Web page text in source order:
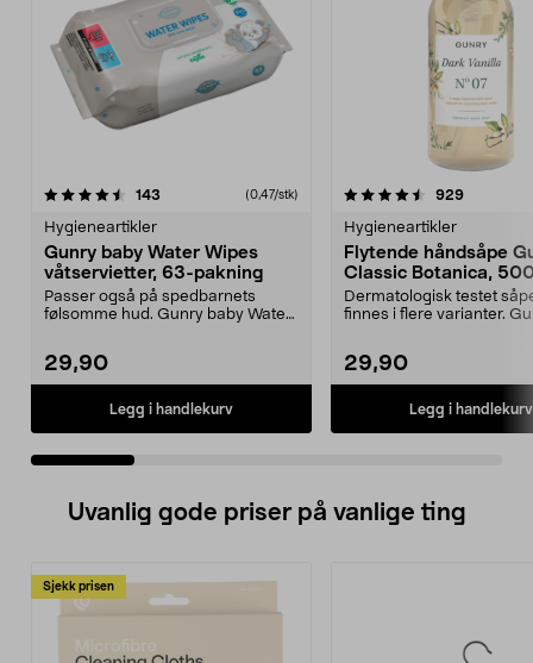
143 (0,47/stk)
Hygieneartikler
Gunry baby Water Wipes
våtservietter, 63-pakning
Passer også på spedbarnets
følsomme hud. Gunry baby Water
29,90
Legg i handlekurv
4.5 av 5 stjerner 929
Hygieneartikler
Flytende håndsåpe
Classic Botanica,
Dermatologisk testet
finnes i flere varianter.
29,90
Legg i handlekurv
4.5 av 5 stjerner
Uvanlig gode priser på vanlige ting
Sjekk prisen